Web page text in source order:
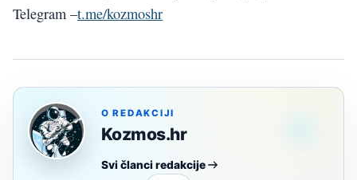
Telegram –t.me/kozmoshr
O REDAKCIJI
Kozmos.hr
Svi članci redakcije